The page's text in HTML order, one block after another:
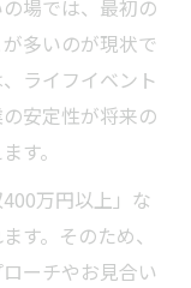
相談所で伝え
の戦略
男性が選ば
作成のポイン
場では、最初の
多いのが現状で
ライフイベント
安定性が将来の
す。
万円以上」な
す。そのため、
ーチやお見合い